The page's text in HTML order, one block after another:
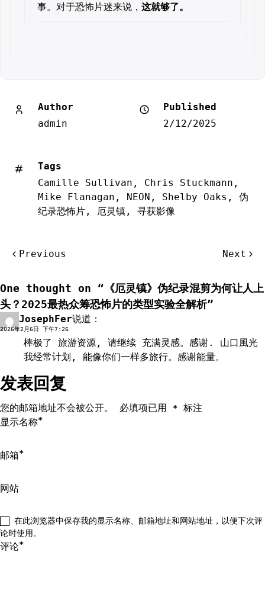
事。对于恐怖片迷来说， 这就够了。
Author
admin
Published
2/12/2025
Tags
Camille Sullivan , Chris Stuckmann ,
Mike Flanagan , NEON , Shelby Oaks , 伪
纪录恐怖片 , 厄灵镇 , 寻获影像
航
Previous Next
One thought on “ 《厄灵镇》伪纪录混剪为何让人上
头？2025最热众筹恐怖片的类型实验全解析”
JosephFer说道：
2026年2月6日 下午7:26
棒极了 旅游资源, 请继续 充满灵感。感谢. 山口風光
我经常计划, 能像你们一样多旅行。感谢能量。
发表回复
您的邮箱地址不会被公开。 必填项已用 * 标注
评论*
显示名称*
邮箱*
网站
在此浏览器中保存我的显示名称、邮箱地址和网站地址，以便下次评
论时使用。